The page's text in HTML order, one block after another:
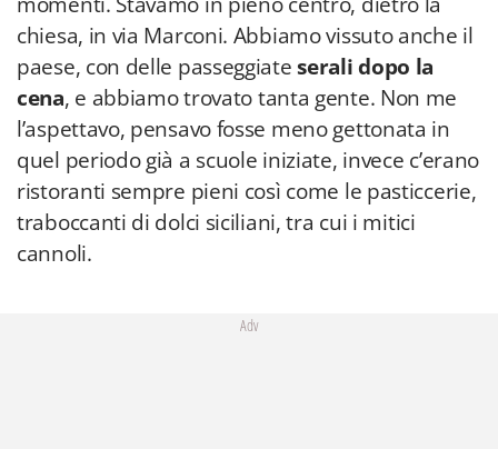
chiesa, in via Marconi. Abbiamo vissuto anche il
paese, con delle passeggiateserali dopo la
cena, e abbiamo trovato tanta gente. Non me
l’aspettavo, pensavo fosse meno gettonata in
quel periodo già a scuole iniziate, invece c’erano
ristoranti sempre pieni così come le pasticcerie,
traboccanti di dolci siciliani, tra cui i mitici
cannoli.
Adv